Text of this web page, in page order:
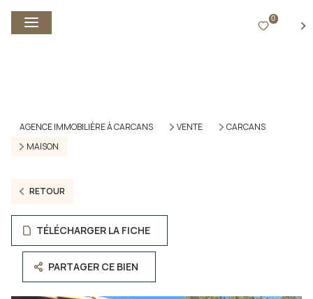
0
AGENCE IMMOBILIÈRE À CARCANS VENTE
CARCANS
MAISON
RETOUR
TÉLÉCHARGER LA FICHE
PARTAGER CE BIEN